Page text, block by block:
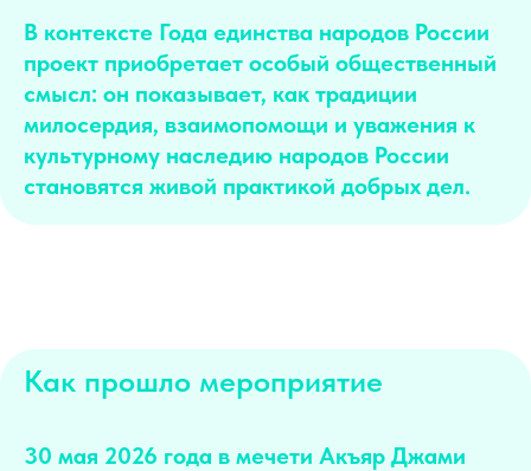
В контексте Года единства народов России
проект приобретает особый общественный
смысл: он показывает, как традиции
милосердия, взаимопомощи и уважения к
культурному наследию народов России
становятся живой практикой добрых дел.
Как прошло мероприятие
30 мая 2026 года в мечети Акъяр Джами